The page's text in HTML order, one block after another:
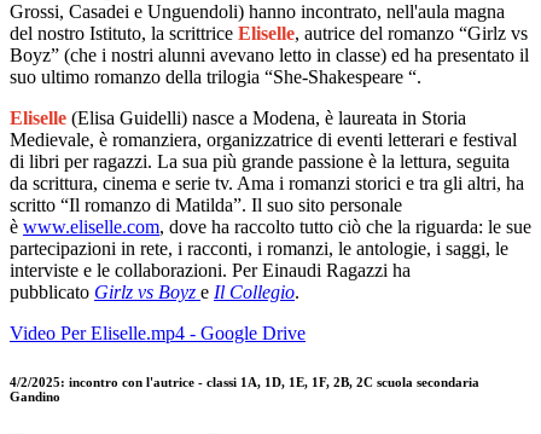
Grossi, Casadei e Unguendoli) hanno incontrato, nell'aula magna
del nostro Istituto, la scrittrice Eliselle, autrice del romanzo “Girlz vs
Boyz” (che i nostri alunni avevano letto in classe) ed ha presentato il
suo ultimo romanzo della trilogia “She-Shakespeare “.
Eliselle (Elisa Guidelli) nasce a Modena, è laureata in Storia
Medievale, è romanziera, organizzatrice di eventi letterari e festival
di libri per ragazzi. La sua più grande passione è la lettura, seguita
da scrittura, cinema e serie tv. Ama i romanzi storici e tra gli altri, ha
scritto “Il romanzo di Matilda”. Il suo sito personale
è www.eliselle.com, dove ha raccolto tutto ciò che la riguarda: le sue
partecipazioni in rete, i racconti, i romanzi, le antologie, i saggi, le
interviste e le collaborazioni. Per Einaudi Ragazzi ha
pubblicato Girlz vs Boyz e Il Collegio.
Video Per Eliselle.mp4 - Google Drive
4/2/2025: incontro con l'autrice - classi 1A, 1D, 1E, 1F, 2B, 2C scuola secondaria
Gandino